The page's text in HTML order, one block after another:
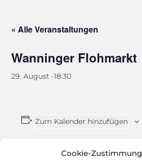
Cookie-Zustimmung
« Alle Veranstaltungen
Wanninger Flohmarkt
29. August -18:30
Zum Kalender hinzufügen